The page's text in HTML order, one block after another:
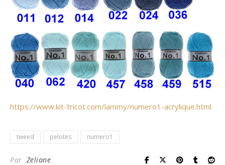
https://www.kit-tricot.com/lammy/numero1-acrylique.html
tweed pelotes numero1
Par Zeliane